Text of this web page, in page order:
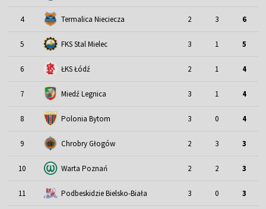
4 Termalica Nieciecza 2 3 6
5 FKS Stal Mielec 3 1 5
6 ŁKS Łódź 2 1 4
7 Miedź Legnica 3 1 4
8 Polonia Bytom 3 0 4
9 Chrobry Głogów 2 3 3
10 Warta Poznań 2 2 3
11 Podbeskidzie Bielsko-Biała 3 0 3